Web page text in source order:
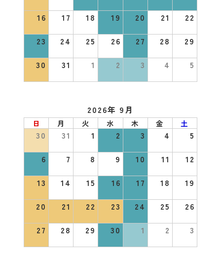
16
17 18 19 20 21
22
23
24 25 26 27 28
29
30
31 1 2 3 4 5
2026年 9月
日 月 火 水 木 金 土
30 31 1 2 3 4
5
6
7 8 9 10 11
12
13
14 15 16 17 18
19
20
21 22 23 24 25
26
27
28 29 30 1 2 3